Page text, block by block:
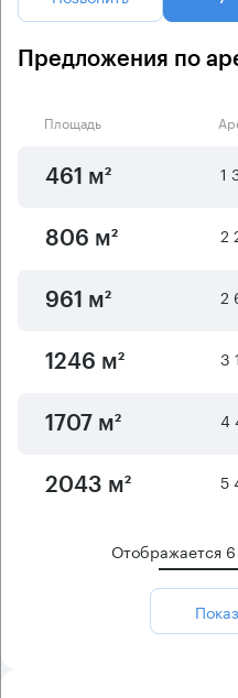
Предложения по
Площадь
461 м² 1
806 м² 2
961 м² 2
1246 м² 3
1707 м² 4
2043 м² 5
Отображается 6